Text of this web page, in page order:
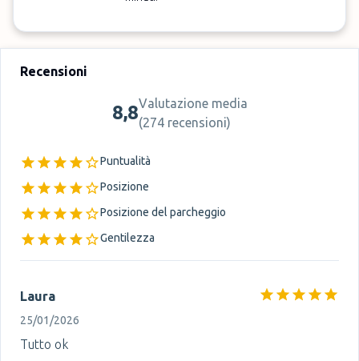
Recensioni
8,8Valutazione media
(274 recensioni)
Puntualità
Posizione
Posizione del parcheggio
Gentilezza
Laura
25/01/2026
Tutto ok